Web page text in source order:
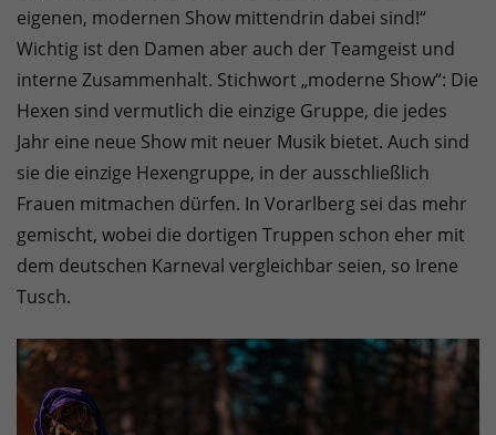
eigenen, modernen Show mittendrin dabei sind!“
Wichtig ist den Damen aber auch der Teamgeist und
interne Zusammenhalt. Stichwort „moderne Show“: Die
Hexen sind vermutlich die einzige Gruppe, die jedes
Jahr eine neue Show mit neuer Musik bietet. Auch sind
sie die einzige Hexengruppe, in der ausschließlich
Frauen mitmachen dürfen. In Vorarlberg sei das mehr
gemischt, wobei die dortigen Truppen schon eher mit
dem deutschen Karneval vergleichbar seien, so Irene
Tusch.